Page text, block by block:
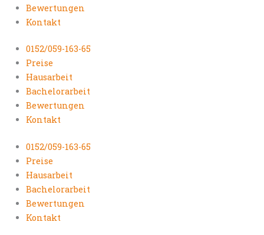
Bewertungen
Kontakt
0152/059-163-65
Preise
Hausarbeit
Bachelorarbeit
Bewertungen
Kontakt
0152/059-163-65
Preise
Hausarbeit
Bachelorarbeit
Bewertungen
Kontakt